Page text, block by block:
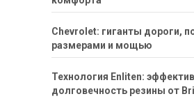
Chevrolet: гиганты дороги,
размерами и мощью
Технология Enliten:
долговечность резины от